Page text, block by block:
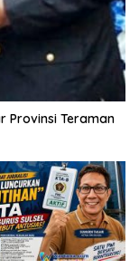
Provinsi Teraman